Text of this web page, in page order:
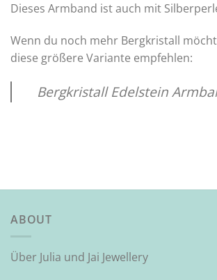
Dieses Armband ist auch mit
Wenn du noch mehr Bergkristall
diese größere Variante empfehlen:
Bergkristall Edelstein
ABOUT
Über Julia und Jai Jewellery